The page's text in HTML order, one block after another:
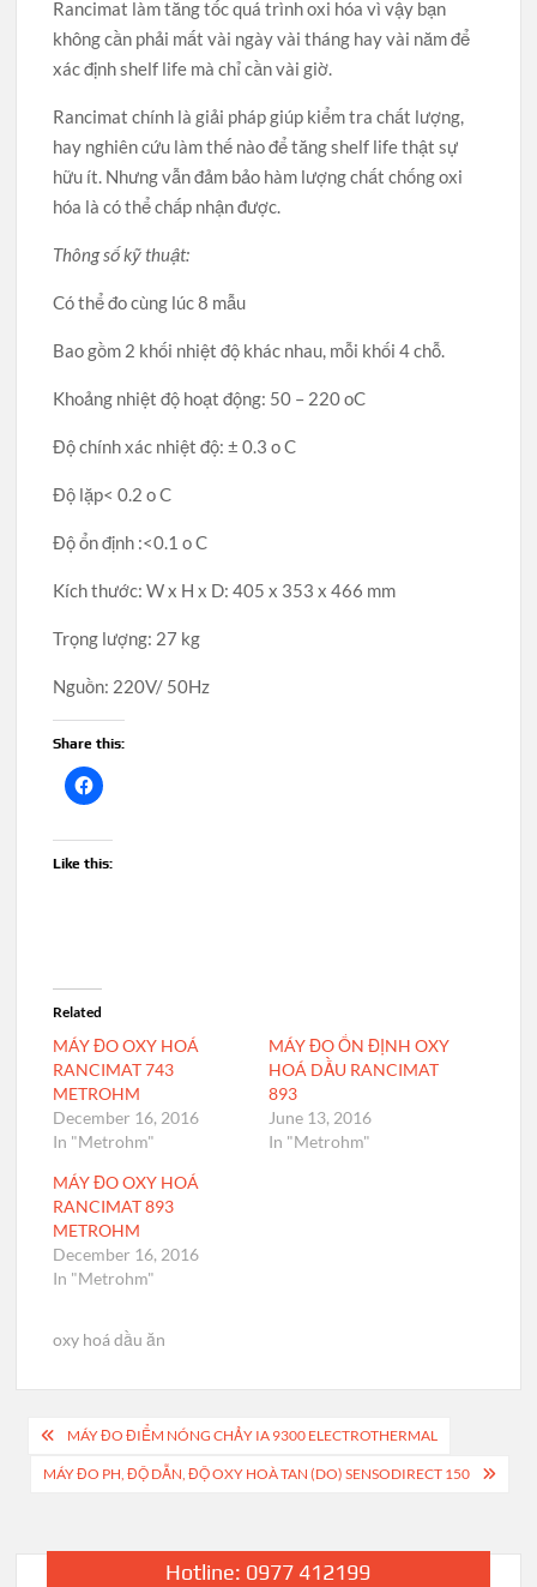
Rancimat làm tăng tốc quá trình oxi hóa vì vậy bạn
không cần phải mất vài ngày vài tháng hay vài năm để
xác định shelf life mà chỉ cần vài giờ.
Rancimat chính là giải pháp giúp kiểm tra chất lượng,
hay nghiên cứu làm thế nào để tăng shelf life thật sự
hữu ít. Nhưng vẫn đảm bảo hàm lượng chất chống oxi
hóa là có thể chấp nhận được.
Thông số kỹ thuật:
Có thể đo cùng lúc 8 mẫu
Bao gồm 2 khối nhiệt độ khác nhau, mỗi khối 4 chỗ.
Khoảng nhiệt độ hoạt động: 50 – 220 oC
Độ chính xác nhiệt độ: ± 0.3 o C
Độ lặp< 0.2 o C
Độ ổn định :<0.1 o C
Kích thước: W x H x D: 405 x 353 x 466 mm
Trọng lượng: 27 kg
Nguồn: 220V/ 50Hz
Share this:
Like this:
Related
MÁY ĐO OXY HOÁ
RANCIMAT 743
METROHM
December 16, 2016
In "Metrohm"
MÁY ĐO ỔN ĐỊNH OXY
HOÁ DẦU RANCIMAT
893
June 13, 2016
In "Metrohm"
MÁY ĐO OXY HOÁ
RANCIMAT 893
METROHM
December 16, 2016
In "Metrohm"
oxy hoá dầu ăn
Post
navigation
MÁY ĐO ĐIỂM NÓNG CHẢY IA 9300 ELECTROTHERMAL
MÁY ĐO PH, ĐỘ DẪN, ĐỘ OXY HOÀ TAN (DO) SENSODIRECT 150
Hotline: 0977 412199